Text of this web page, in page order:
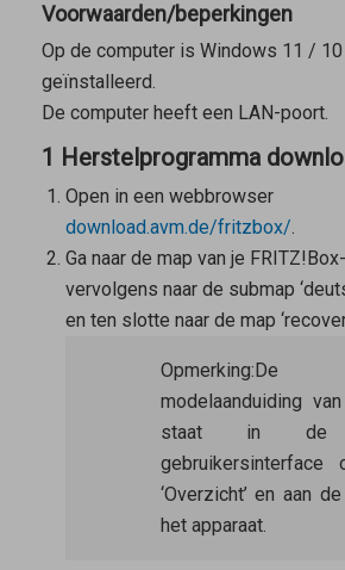
Voorwaarden/beperkingen
Op de computer is Windows 11 /
geïnstalleerd.
De computer heeft een LAN-poort.
1 Herstelprogramma
Open in een webbrowser
download.avm.de/fritzbox/
Ga naar de map van je
vervolgens naar de submap
en ten slotte naar de map
Opmerking:De
modelaanduiding
staat in de
‘Overzicht’ en aan
het apparaat.